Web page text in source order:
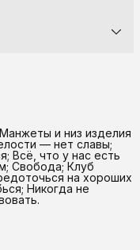
и низ изделия
— нет славы;
Всё, что у нас есть
Свобода; Клуб
на хороших
Никогда не